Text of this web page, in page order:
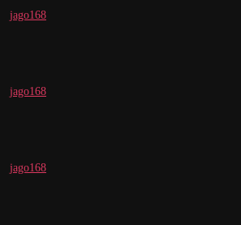
jago168
jago168
jago168